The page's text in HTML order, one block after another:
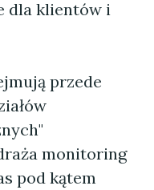
dla klientów i
przede
monitoring
pod kątem